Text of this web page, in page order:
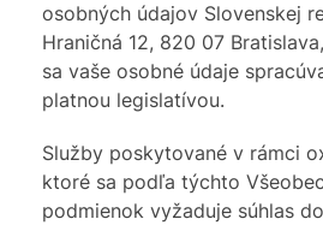
osobných údajov Slovenskej
Hraničná 12, 820 07
sa vaše osobné údaje
platnou legislatívou.
Služby poskytované v rámci
ktoré sa podľa týchto
podmienok vyžaduje súhlas